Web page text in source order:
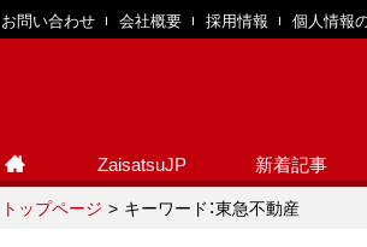
お問い合わせ 会社概要 採用情報 個人情報
ZaisatsuJP 新着記事
トップページ キーワード：東急不動産